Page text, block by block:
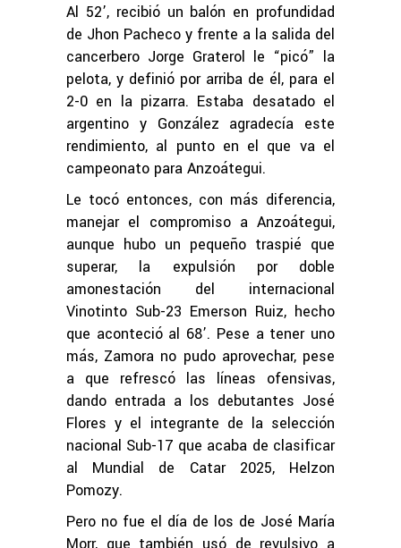
Al 52’, recibió un balón en profundidad
de Jhon Pacheco y frente a la salida del
cancerbero Jorge Graterol le “picó” la
pelota, y definió por arriba de él, para el
2-0 en la pizarra. Estaba desatado el
argentino y González agradecía este
rendimiento, al punto en el que va el
campeonato para Anzoátegui.
Le tocó entonces, con más diferencia,
manejar el compromiso a Anzoátegui,
aunque hubo un pequeño traspié que
superar, la expulsión por doble
amonestación del internacional
Vinotinto Sub-23 Emerson Ruiz, hecho
que aconteció al 68’. Pese a tener uno
más, Zamora no pudo aprovechar, pese
a que refrescó las líneas ofensivas,
dando entrada a los debutantes José
Flores y el integrante de la selección
nacional Sub-17 que acaba de clasificar
al Mundial de Catar 2025, Helzon
Pomozy.
Pero no fue el día de los de José María
Morr, que también usó de revulsivo a